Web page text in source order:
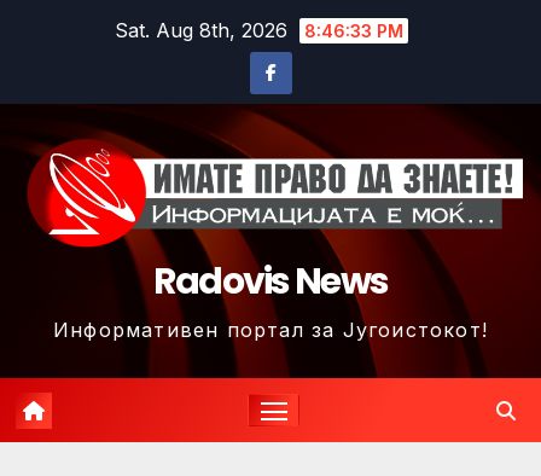
Sat. Aug 8th, 2026 8:46:36 PM
Radovis News
Информативен портал за Југоистокот!